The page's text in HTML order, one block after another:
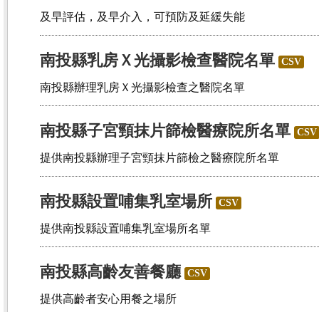
及早評估，及早介入，可預防及延緩失能
南投縣乳房Ｘ光攝影檢查醫院名單 CSV
南投縣辦理乳房Ｘ光攝影檢查之醫院名單
南投縣子宮頸抹片篩檢醫療院所名單 CSV
提供南投縣辦理子宮頸抹片篩檢之醫療院所名單
南投縣設置哺集乳室場所 CSV
提供南投縣設置哺集乳室場所名單
南投縣高齡友善餐廳 CSV
提供高齡者安心用餐之場所